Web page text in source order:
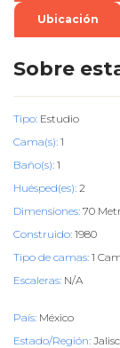
Ubicación
Sobre
Tipo: Estudio
Cama(s): 1
Baño(s): 1
Huésped(es): 2
Dimensiones: 70
Construido: 1980
Tipo de camas: 1
Escaleras: N/A
País: México
Estado/Región: